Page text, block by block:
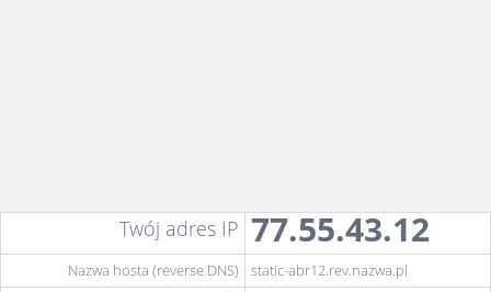
Twój adres IP 77.55.43.12
Nazwa hosta (reverse DNS)
static-abr12.rev.nazwa.pl